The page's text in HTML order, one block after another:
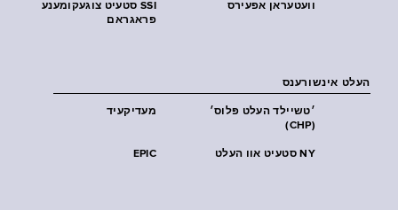
SSI סטעיט צוגעקומענע
פראגראם
וועטעראן אפעירס
העלט אינשורענס
מעדיקעיד
׳טשיילד העלט פּלוס׳
(CHP)
EPIC NY סטעיט אוו העלט